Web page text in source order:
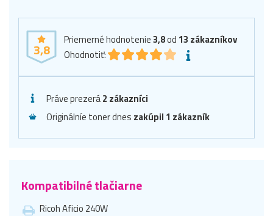
3,8
Priemerné hodnotenie3,8od 13 zákazníkov
Ohodnotiť:
Práve prezerá2 zákazníci
Originálníe toner dnes zakúpil 1 zákazník
Kompatibilné tlačiarne
Ricoh Aficio 240W